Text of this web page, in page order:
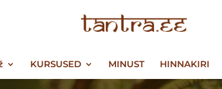
KURSUSED MINUST HINNAKIRI